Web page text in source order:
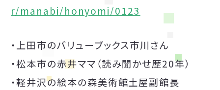
r/manabi/honyomi/0123
・上田市のバリューブックス市川さん
・松本市の赤井ママ（読み聞かせ歴20年）
・軽井沢の絵本の森美術館土屋副館長